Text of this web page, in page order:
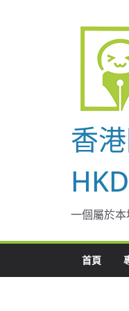
香
一個屬於
首頁